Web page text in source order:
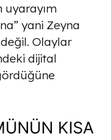
uyarayım
yani Zeyna
değil. Olaylar
dijital
KISA